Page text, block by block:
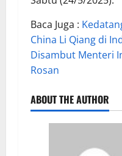
Baca Juga :
China Li Qiang di
Disambut Menteri
Rosan
ABOUT THE AUTHOR